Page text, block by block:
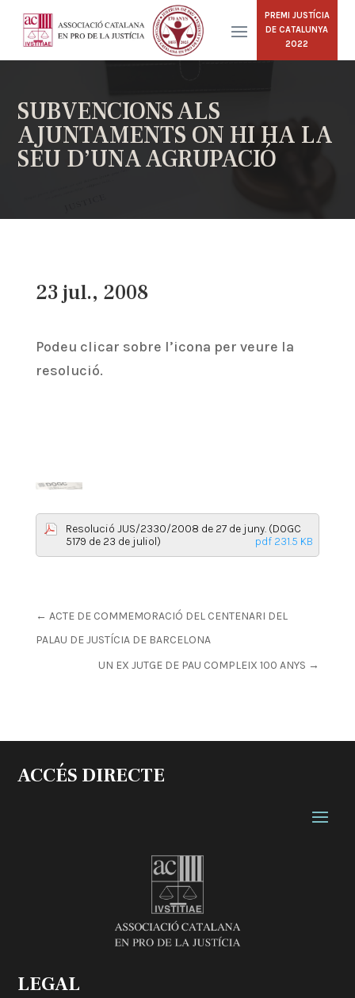
PREMI JUSTÍCIA
DE CATALUNYA
2022
SUBVENCIONS ALS
AJUNTAMENTS ON HI HA LA
SEU D’UNA AGRUPACIÓ
23 jul., 2008
Podeu clicar sobre l’icona per veure la
resolució.
Resolució JUS/2330/2008 de 27 de juny. (DOGC
5179 de 23 de juliol)
pdf 231.5 KB
← ACTE DE COMMEMORACIÓ DEL CENTENARI DEL
PALAU DE JUSTÍCIA DE BARCELONA
UN EX JUTGE DE PAU COMPLEIX 100 ANYS →
ACCÉS DIRECTE
LEGAL